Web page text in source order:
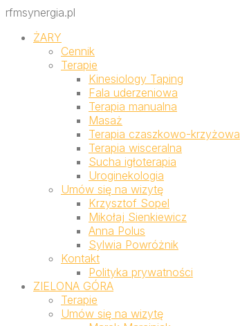
rfmsynergia.pl
ŻARY
Cennik
Terapie
Kinesiology Taping
Fala uderzeniowa
Terapia manualna
Masaż
Terapia czaszkowo-krzyżowa
Terapia wisceralna
Sucha igłoterapia
Uroginekologia
Umów się na wizytę
Krzysztof Sopel
Mikołaj Sienkiewicz
Anna Polus
Sylwia Powróżnik
Kontakt
Polityka prywatności
ZIELONA GÓRA
Terapie
Umów się na wizytę